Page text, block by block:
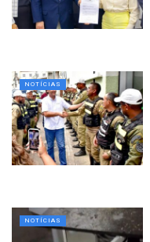
NOTÍCIAS
NOTÍCIAS